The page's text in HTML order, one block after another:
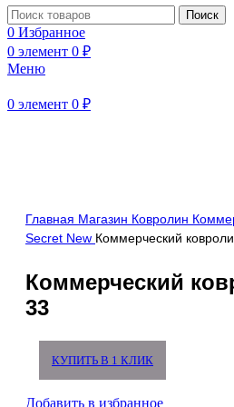
Поиск
0 Избранное
0 элемент 0 ₽
Меню
0 элемент 0 ₽
Главная Магазин Ковролин
Secret New Коммерческий
Коммерческий
33
КУПИТЬ В 1 КЛИК
Добавить в избранное